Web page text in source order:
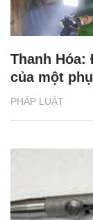
PHÁP LUẬT
Thanh
của một